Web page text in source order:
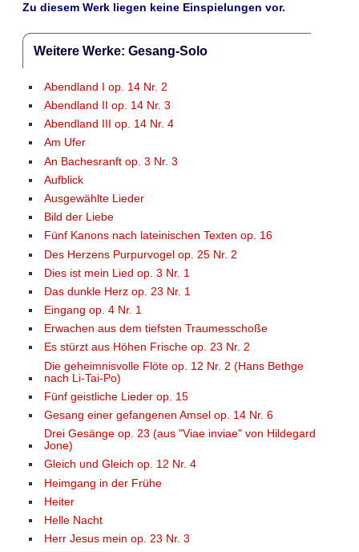
Zu diesem Werk liegen keine Einspielungen vor.
Weitere Werke: Gesang-Solo
Abendland I op. 14 Nr. 2
Abendland II op. 14 Nr. 3
Abendland III op. 14 Nr. 4
Am Ufer
An Bachesranft op. 3 Nr. 3
Aufblick
Ausgewählte Lieder
Bild der Liebe
Fünf Kanons nach lateinischen Texten op. 16
Des Herzens Purpurvogel op. 25 Nr. 2
Dies ist mein Lied op. 3 Nr. 1
Das dunkle Herz op. 23 Nr. 1
Eingang op. 4 Nr. 1
Erwachen aus dem tiefsten Traumesschoße
Es stürzt aus Höhen Frische op. 23 Nr. 2
Die geheimnisvolle Flöte op. 12 Nr. 2 (Hans Bethge
nach Li-Tai-Po)
Fünf geistliche Lieder op. 15
Gesang einer gefangenen Amsel op. 14 Nr. 6
Drei Gesänge op. 23 (aus "Viae inviae" von Hildegard
Jone)
Gleich und Gleich op. 12 Nr. 4
Heimgang in der Frühe
Heiter
Helle Nacht
Herr Jesus mein op. 23 Nr. 3